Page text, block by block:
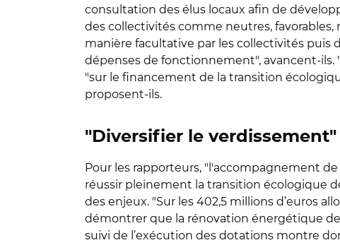
consultation des élus locaux afin de
des collectivités comme neutres,
manière facultative par les collectivités
dépenses de fonctionnement", avancent-
"sur le financement de la transition
proposent-ils.
"Diversifier le verdissement"
Pour les rapporteurs, "l'accompagnement de
réussir pleinement la transition écologique
des enjeux. "Sur les 402,5 millions d’euros
démontrer que la rénovation énergétique
suivi de l’exécution des dotations montre